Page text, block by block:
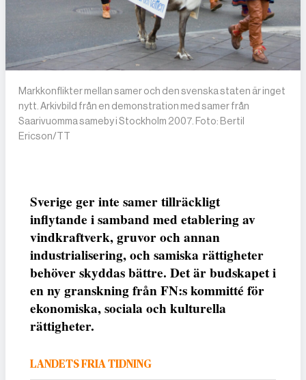
Markkonflikter mellan samer och den svenska staten är inget
nytt. Arkivbild från en demonstration med samer från
Saarivuomma sameby i Stockholm 2007. Foto: Bertil
Ericson/TT
Sverige ger inte samer tillräckligt
inflytande i samband med etablering av
vindkraftverk, gruvor och annan
industrialisering, och samiska rättigheter
behöver skyddas bättre. Det är budskapet i
en ny granskning från FN:s kommitté för
ekonomiska, sociala och kulturella
rättigheter.
LANDETS FRIA TIDNING